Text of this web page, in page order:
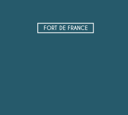
FORT DE FRANCE